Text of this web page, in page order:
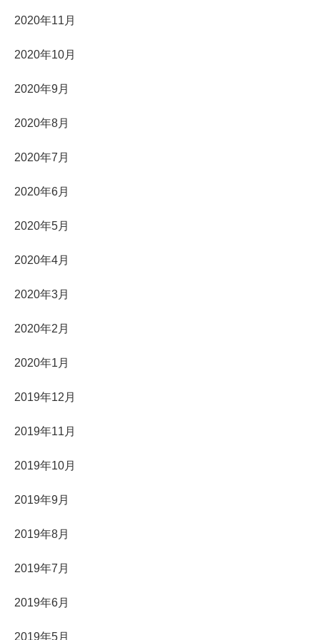
2020年11月
2020年10月
2020年9月
2020年8月
2020年7月
2020年6月
2020年5月
2020年4月
2020年3月
2020年2月
2020年1月
2019年12月
2019年11月
2019年10月
2019年9月
2019年8月
2019年7月
2019年6月
2019年5月